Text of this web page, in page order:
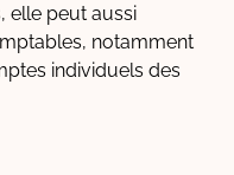
elle peut aussi
notamment
individuels des